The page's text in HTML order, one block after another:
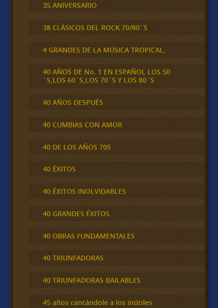
35 ANIVERSARIO
38 CLÁSICOS DEL ROCK 70/80´S
4 GRANDES DE LA MÚSICA TROPICAL,
40 AÑOS DE No. 1 EN ESPAÑOL LOS 50
´S,LOS 60´S,LOS 70´S Y LOS 80´S
40 AÑOS DESPUÉS
40 CUMBIAS CON AMOR
40 DE LOS AÑOS 70S
40 ÉXITOS
40 ÉXITOS INOLVIDABLES
40 GRANDES ÉXITOS
40 OBRAS FUNDAMENTALES
40 TRIUNFADORAS
40 TRIUNFADORAS BAILABLES
45 años cantándole a los inútiles